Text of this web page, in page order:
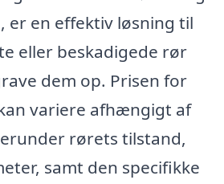
er en effektiv løsning til
eller beskadigede rør
dem op. Prisen for
variere afhængigt af
rørets tilstand,
samt den specifikke